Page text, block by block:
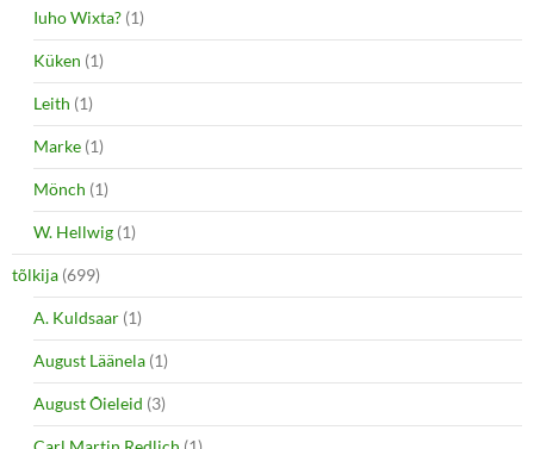
Iuho Wixta? (1)
Küken (1)
Leith (1)
Marke (1)
Mönch (1)
W. Hellwig (1)
tõlkija (699)
A. Kuldsaar (1)
August Läänela (1)
August Õieleid (3)